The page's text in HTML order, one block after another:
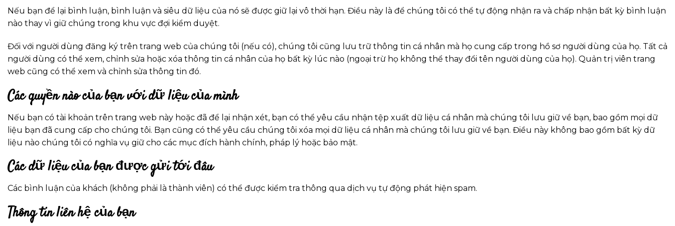
Nếu bạn để lại bình luận, bình luận và siêu dữ liệu của nó sẽ được giữ lại vô thời hạn. Điều này là để chúng tôi có thể tự động nhận ra và chấp nhận bất kỳ bình luận
nào thay vì giữ chúng trong khu vực đợi kiểm duyệt.
Đối với người dùng đăng ký trên trang web của chúng tôi (nếu có), chúng tôi cũng lưu trữ thông tin cá nhân mà họ cung cấp trong hồ sơ người dùng của họ. Tất cả
người dùng có thể xem, chỉnh sửa hoặc xóa thông tin cá nhân của họ bất kỳ lúc nào (ngoại trừ họ không thể thay đổi tên người dùng của họ). Quản trị viên trang
web cũng có thể xem và chỉnh sửa thông tin đó.
Các quyền nào của bạn với dữ liệu của mình
Nếu bạn có tài khoản trên trang web này hoặc đã để lại nhận xét, bạn có thể yêu cầu nhận tệp xuất dữ liệu cá nhân mà chúng tôi lưu giữ về bạn, bao gồm mọi dữ
liệu bạn đã cung cấp cho chúng tôi. Bạn cũng có thể yêu cầu chúng tôi xóa mọi dữ liệu cá nhân mà chúng tôi lưu giữ về bạn. Điều này không bao gồm bất kỳ dữ
liệu nào chúng tôi có nghĩa vụ giữ cho các mục đích hành chính, pháp lý hoặc bảo mật.
Các dữ liệu của bạn được gửi tới đâu
Các bình luận của khách (không phải là thành viên) có thể được kiểm tra thông qua dịch vụ tự động phát hiện spam.
Thông tin liên hệ của bạn